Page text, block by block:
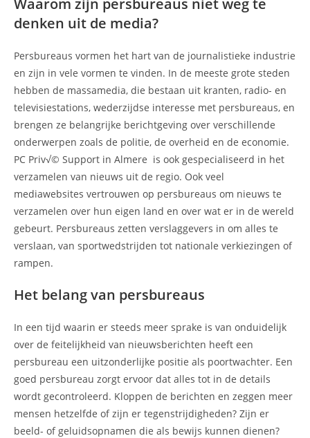
denken uit de media?
Persbureaus vormen het hart van de journalistieke industrie
en zijn in vele vormen te vinden. In de meeste grote steden
hebben de massamedia, die bestaan uit kranten, radio- en
televisiestations, wederzijdse interesse met persbureaus, en
brengen ze belangrijke berichtgeving over verschillende
onderwerpen zoals de politie, de overheid en de economie.
PC Priv√© Support in Almere is ook gespecialiseerd in het
verzamelen van nieuws uit de regio. Ook veel
mediawebsites vertrouwen op persbureaus om nieuws te
verzamelen over hun eigen land en over wat er in de wereld
gebeurt. Persbureaus zetten verslaggevers in om alles te
verslaan, van sportwedstrijden tot nationale verkiezingen of
rampen.
Het belang van persbureaus
In een tijd waarin er steeds meer sprake is van onduidelijk
over de feitelijkheid van nieuwsberichten heeft een
persbureau een uitzonderlijke positie als poortwachter. Een
goed persbureau zorgt ervoor dat alles tot in de details
wordt gecontroleerd. Kloppen de berichten en zeggen meer
mensen hetzelfde of zijn er tegenstrijdigheden? Zijn er
beeld- of geluidsopnamen die als bewijs kunnen dienen?